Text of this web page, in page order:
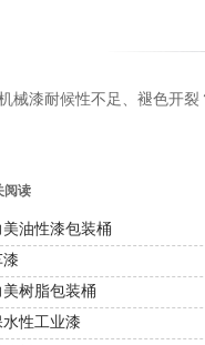
械漆耐候性不足、褪色开
阅读
美油性漆包装桶
美树脂包装桶
水性工业漆